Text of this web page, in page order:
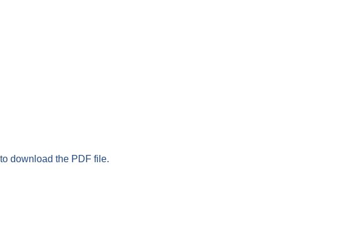
download the PDF file.